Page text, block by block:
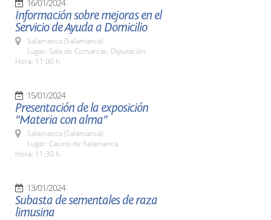
16/01/2024
Información sobre mejoras en el
Servicio de Ayuda a Domicilio
Salamanca (Salamanca)
Lugar: Sala de Comarcas. Diputación
Hora: 11:00 h.
15/01/2024
Presentación de la exposición
"Materia con alma"
Salamanca (Salamanca)
Lugar: Casino de Salamanca
Hora: 11:30 h.
13/01/2024
Subasta de sementales de raza
limusina